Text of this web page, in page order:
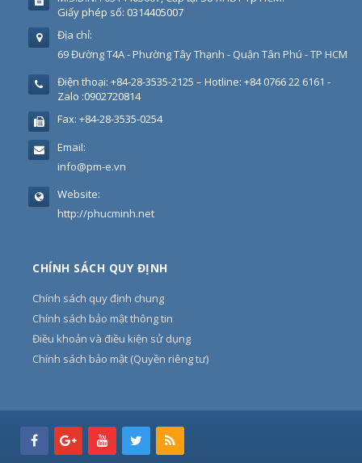
Giấy phép số: 0314405007
Địa chỉ:
69 Đường T4A - Phường Tây Thạnh - Quận Tân Phú - TP HCM
Điện thoại: +84-28-3535-2125 – Hotline: +84 0766 22 6161 -
Zalo :0902720814
Fax: +84-28-3535-0254
Email:
info@pm-e.vn
Website:
http://phucminh.net
CHÍNH SÁCH QUY ĐỊNH
Chính sách quy định chung
Chính sách bảo mật thông tin
Điều khoản và điều kiện sử dụng
Chính sách bảo mật (Quyền riêng tư)